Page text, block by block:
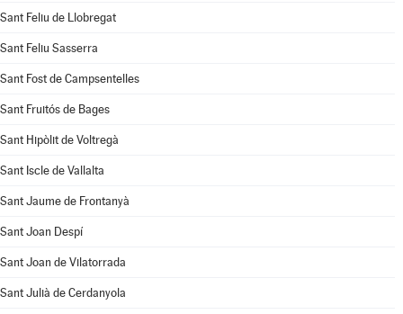
Sant Feliu de Llobregat
Sant Feliu Sasserra
Sant Fost de Campsentelles
Sant Fruitós de Bages
Sant Hipòlit de Voltregà
Sant Iscle de Vallalta
Sant Jaume de Frontanyà
Sant Joan Despí
Sant Joan de Vilatorrada
Sant Julià de Cerdanyola